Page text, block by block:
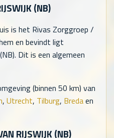
(NB)
is het Rivas Zorggroep /
en bevindt ligt
Dit is een algemeen
(binnen 50 km) van
, Utrecht, Tilburg, Bredaen
RIJSWIJK (NB)